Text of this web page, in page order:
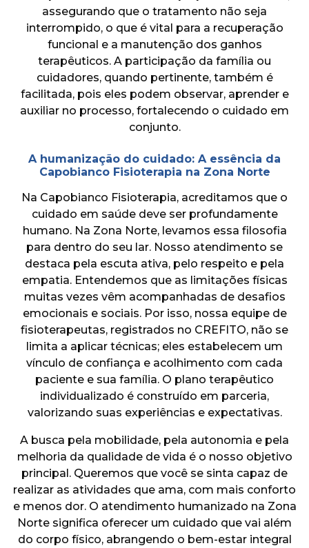
assegurando que o tratamento não seja
interrompido, o que é vital para a recuperação
funcional e a manutenção dos ganhos
terapêuticos. A participação da família ou
cuidadores, quando pertinente, também é
facilitada, pois eles podem observar, aprender e
auxiliar no processo, fortalecendo o cuidado em
conjunto.
A humanização do cuidado: A essência da
Capobianco Fisioterapia na Zona Norte
Na Capobianco Fisioterapia, acreditamos que o
cuidado em saúde deve ser profundamente
humano. Na Zona Norte, levamos essa filosofia
para dentro do seu lar. Nosso atendimento se
destaca pela escuta ativa, pelo respeito e pela
empatia. Entendemos que as limitações físicas
muitas vezes vêm acompanhadas de desafios
emocionais e sociais. Por isso, nossa equipe de
fisioterapeutas, registrados no CREFITO, não se
limita a aplicar técnicas; eles estabelecem um
vínculo de confiança e acolhimento com cada
paciente e sua família. O plano terapêutico
individualizado é construído em parceria,
valorizando suas experiências e expectativas.
A busca pela mobilidade, pela autonomia e pela
melhoria da qualidade de vida é o nosso objetivo
principal. Queremos que você se sinta capaz de
realizar as atividades que ama, com mais conforto
e menos dor. O atendimento humanizado na Zona
Norte significa oferecer um cuidado que vai além
do corpo físico, abrangendo o bem-estar integral